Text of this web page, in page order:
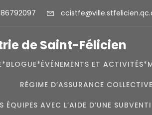
de Saint-Félicien
BLOGUE*ÉVÉNEMENTS ET ACTIVITÉS*
RÉGIME D’ASSURANCE
ÉQUIPES AVEC L’AIDE D’UNE